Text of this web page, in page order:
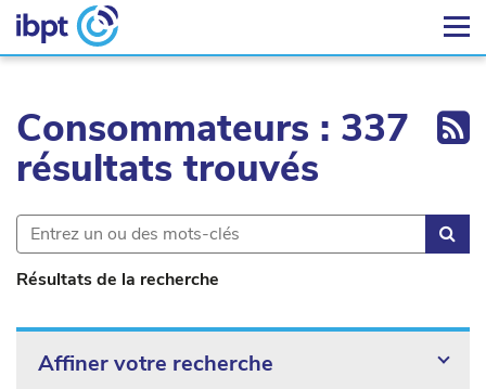
Consommateurs : 337
résultats trouvés
Résultats de la recherche
Affiner votre recherche